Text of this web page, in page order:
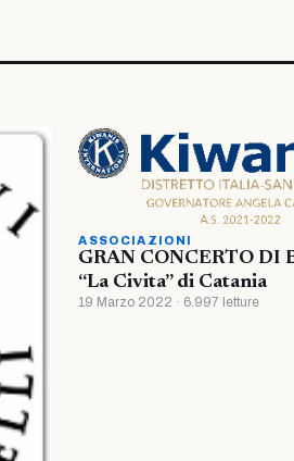
ASSOCIAZIONI
GRAN CONCERTO DI
“La Civita” di Catania
19 Marzo 2022 · 6.997 letture